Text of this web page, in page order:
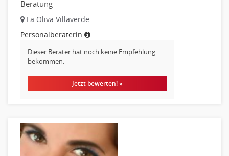
Beratung
La Oliva Villaverde
Personalberaterin
Dieser Berater hat noch keine Empfehlung
bekommen.
Jetzt bewerten! »